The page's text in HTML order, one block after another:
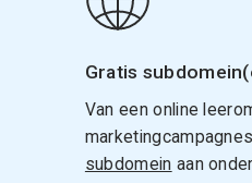
Gratis
Van een online
subdomein aan